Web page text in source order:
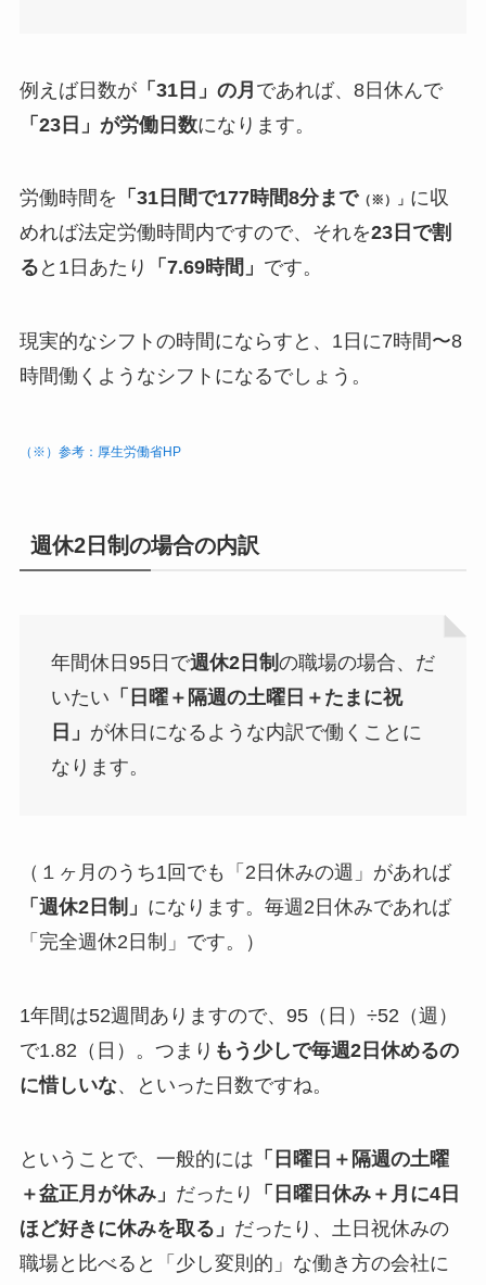
例えば日数が「31日」の月 であれば、8日休んで
「23日」が労働日数になります。
労働時間を 「31日間で177時間8分まで（※）」 に収
めれば法定労働時間内ですので、それを23日で割
る と1日あたり 「7.69時間」 です。
現実的なシフトの時間にならすと、1日に7時間〜8
時間働くようなシフトになるでしょう。
（※）参考：厚生労働省HP
週休2日制の場合の内訳
年間休日95日で週休2日制 の職場の場合、だ
いたい 「日曜＋隔週の土曜日＋たまに祝
日」 が休日になるような内訳で働くことに
なります。
（１ヶ月のうち1回でも「2日休みの週」があれば
「週休2日制」 になります。毎週2日休みであれば
「完全週休2日制」です。）
1年間は52週間ありますので、95（日）÷52（週）
で1.82（日）。つまり もう少しで毎週2日休めるの
に惜しいな、といった日数ですね。
ということで、一般的には 「日曜日＋隔週の土曜
＋盆正月が休み」 だったり
「日曜日休み＋月に4日
ほど好きに休みを取る」 だったり、土日祝休みの
職場と比べると「少し変則的」な働き方の会社に